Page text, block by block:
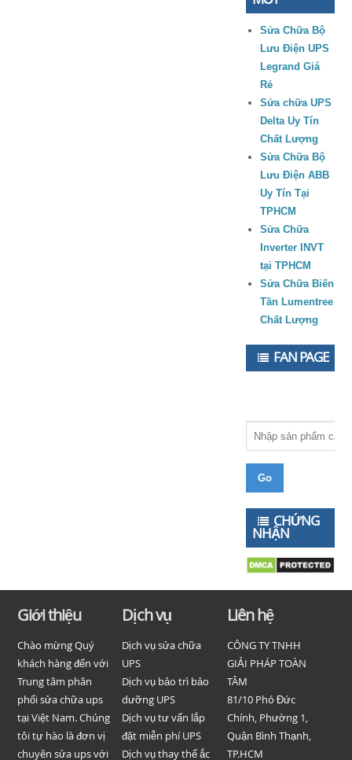
Sửa Chữa Bộ
Lưu Điện UPS
Legrand Giá
Rẻ
Sửa chữa UPS
Delta Uy Tín
Chất Lượng
Sửa Chữa Bộ
Lưu Điện ABB
Uy Tín Tại
TPHCM
Sửa Chữa
Inverter INVT
tại TPHCM
Sửa Chữa Biến
Tần Lumentree
Chất Lượng
FAN PAGE
CHỨNG
NHẬN
Giới thiệu
Chào mừng Quý
khách hàng đến với
Trung tâm phân
phối sửa chữa ups
tại Việt Nam. Chúng
tôi tự hào là đơn vị
chuyên sửa ups với
Dịch vụ
Dịch vụ sửa chữa
UPS
Dịch vụ bảo trì bảo
dưỡng UPS
Dịch vụ tư vấn lắp
đặt miễn phí UPS
Dịch vụ thay thế ắc
Liên hệ
CÔNG TY TNHH
GIẢI PHÁP TOÀN
TÂM
81/10 Phó Đức
Chính, Phường 1,
Quận Bình Thạnh,
TP.HCM